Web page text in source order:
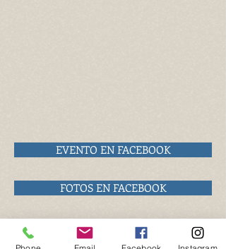
EVENTO EN FACEBOOK
FOTOS EN FACEBOOK
RESULTADOS